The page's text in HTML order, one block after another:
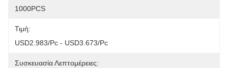
1000PCS
Τιμή:
USD2.983/pc - USD3.673/pc
Συσκευασία Λεπτομέρειες: